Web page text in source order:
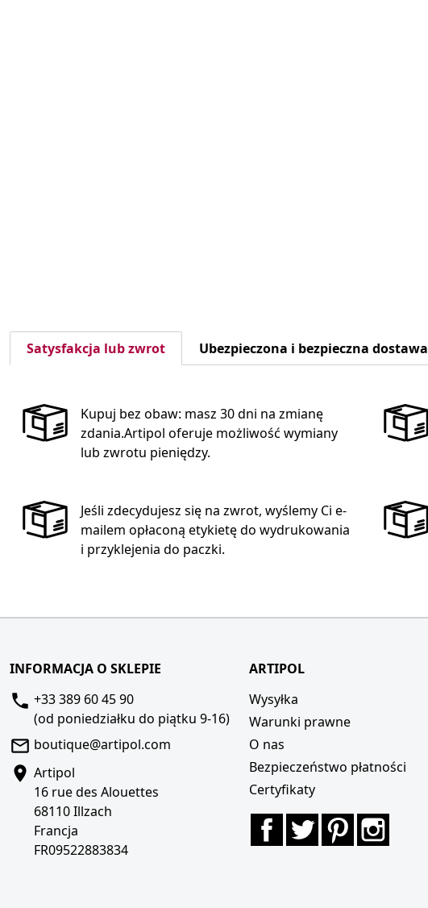
Satysfakcja lub zwrot Ubezpieczona i bezpieczna dostawa
Kupuj bez obaw: masz 30 dni na zmianę
zdania.Artipol oferuje możliwość wymiany
lub zwrotu pieniędzy.
Jeśli zdecydujesz się na zwrot, wyślemy Ci e-
mailem opłaconą etykietę do wydrukowania
i przyklejenia do paczki.
INFORMACJA O SKLEPIE
+33 389 60 45 90
(od poniedziałku do piątku 9-16)
boutique@artipol.com
Artipol
16 rue des Alouettes
68110 Illzach
Francja
FR09522883834
ARTIPOL
Wysyłka
Warunki prawne
O nas
Bezpieczeństwo płatności
Certyfikaty
FacebookTwitterPinterest